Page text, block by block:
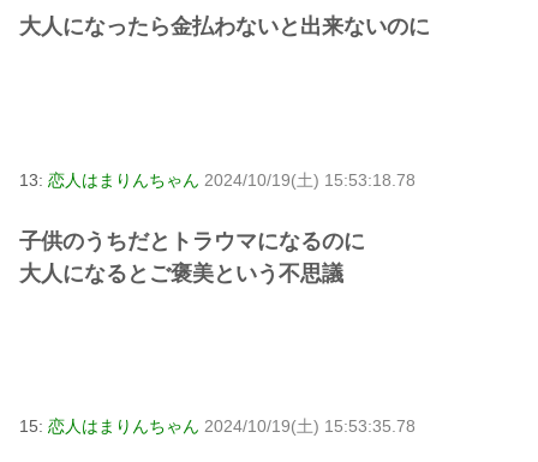
大人になったら金払わないと出来ないのに
13: 恋人はまりんちゃん 2024/10/19(土) 15:53:18.78
子供のうちだとトラウマになるのに
大人になるとご褒美という不思議
15: 恋人はまりんちゃん 2024/10/19(土) 15:53:35.78